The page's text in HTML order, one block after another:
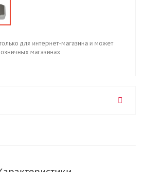
для интернет-магазина и может
магазинах